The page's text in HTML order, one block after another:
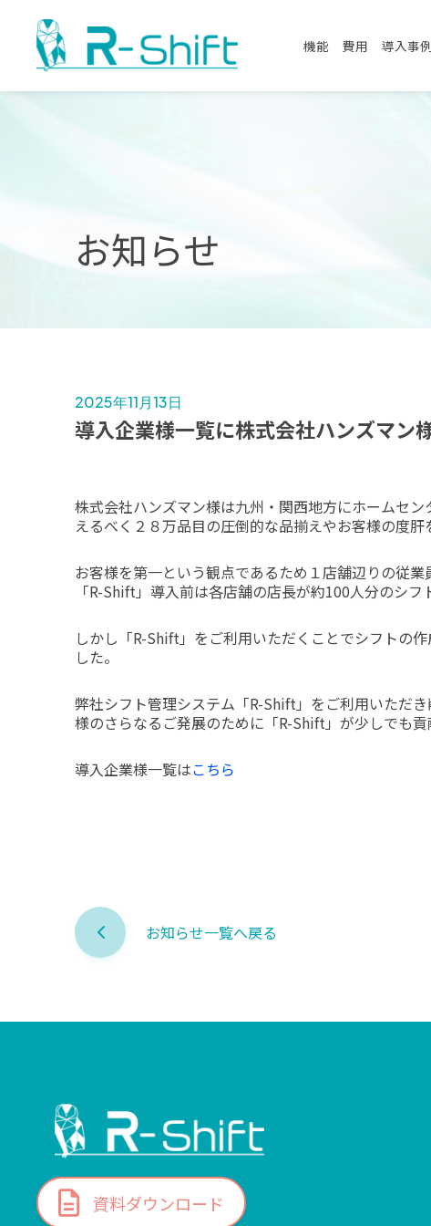
機能 費用 導入事例
お知らせ
2025年11月13日
導入企業様一覧に株式会社ハンズマン
株式会社ハンズマン様は九州・関西地方にホームセ
えるべく２８万品目の圧倒的な品揃えやお客様の度
お客様を第一という観点であるため１店舗辺りの従
「R-Shift」導入前は各店舗の店長が約100人分のシ
しかし「R-Shift」をご利用いただくことでシフトの
した。
弊社シフト管理システム「R-Shift」をご利用いただ
様のさらなるご発展のために「R-Shift」が少しでも貢
導入企業様一覧はこちら
お知らせ一覧へ戻る
資料ダウンロード